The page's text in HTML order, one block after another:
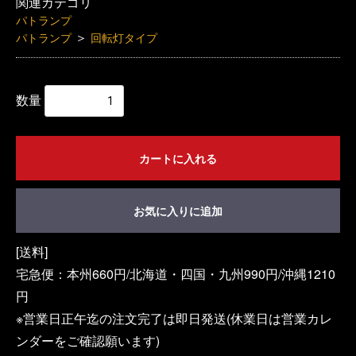
パトランプ
パトランプ ＞ 回転灯タイプ
数量
カートに入れる
お気に入りに追加
[送料]
宅急便：本州660円/北海道・四国・九州990円/沖縄1210
円
※営業日正午迄の注文完了は即日発送(休業日は営業カレ
ンダーをご確認願います)